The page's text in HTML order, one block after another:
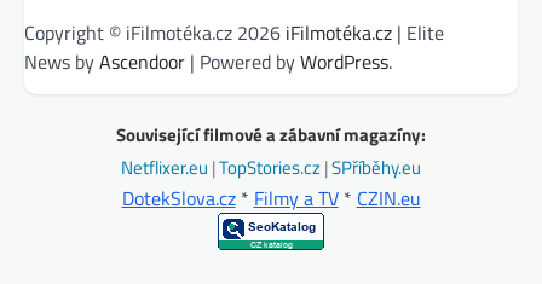
Copyright © iFilmotéka.cz 2026 iFilmotéka.cz | Elite
News byAscendoor | Powered byWordPress.
Související filmové a zábavní magazíny:
Netflixer.eu |TopStories.cz|SPříběhy.eu
DotekSlova.cz* Filmy a TV* CZIN.eu